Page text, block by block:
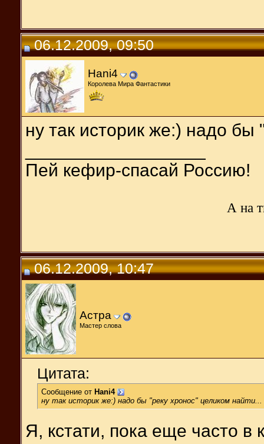
06.12.2009, 09:50
Hani4
Королева Мира Фантастики
ну так историк же:) надо бы
Пей кефир-спасай Россию!
А на
06.12.2009, 10:47
Астра
Мастер слова
Цитата:
Сообщение от Hani4
ну так историк же:) надо бы "реку хронос" целиком найти...
Я, кстати, пока еще часто в